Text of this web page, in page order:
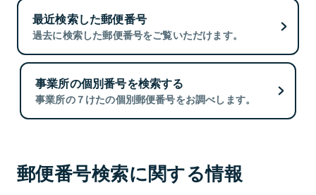
最近検索した郵便番号
過去に検索した郵便番号をご覧いただけます。
事業所の個別番号を検索する
事業所の７けたの個別郵便番号をお調べします。
郵便番号検索に関する情報